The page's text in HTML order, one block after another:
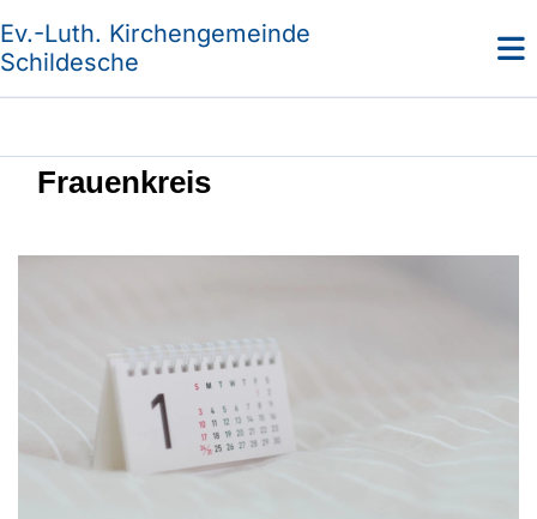
Ev.-Luth. Kirchengemeinde
Schildesche
Frauenkreis